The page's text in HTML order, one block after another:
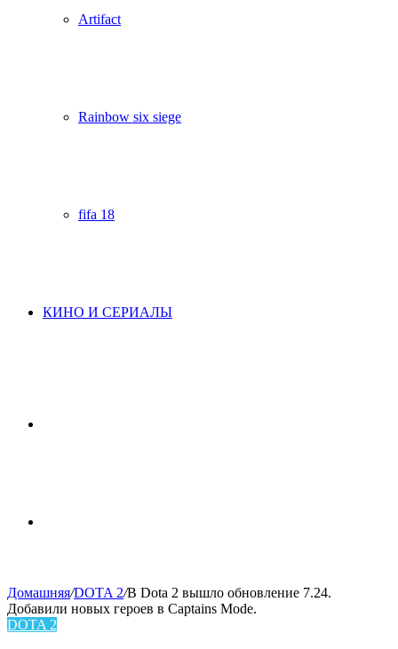
Artifact
Rainbow six siege
fifa 18
КИНО И СЕРИАЛЫ
skin
Домашняя/DOTA 2/В Dota 2 вышло обновление 7.24.
Добавили новых героев в Captains Mode.
DOTA 2